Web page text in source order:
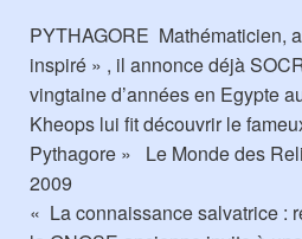
PYTHAGORE Mathématicien,
inspiré » , il annonce déjà
vingtaine d’années en Egypte
Kheops lui fit découvrir le
Pythagore » Le Monde des
2009
« La connaissance salvatrice :